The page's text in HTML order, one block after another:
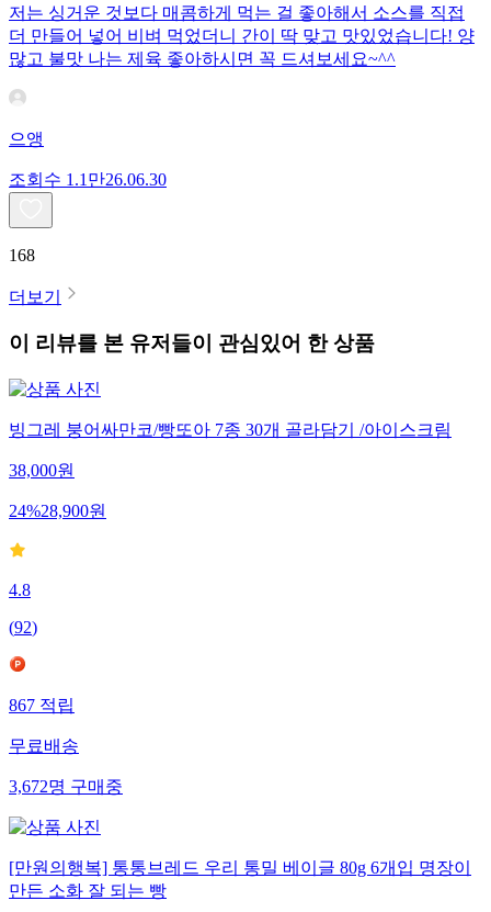
저는 싱거운 것보다 매콤하게 먹는 걸 좋아해서 소스를 직접
더 만들어 넣어 비벼 먹었더니 간이 딱 맞고 맛있었습니다! 양
많고 불맛 나는 제육 좋아하시면 꼭 드셔보세요~^^
으앵
조회수 1.1만26.06.30
168
더보기
이 리뷰를 본 유저들이 관심있어 한 상품
빙그레 붕어싸만코/빵또아 7종 30개 골라담기 /아이스크림
38,000원
24%28,900원
4.8
(92)
867 적립
무료배송
3,672명 구매중
[만원의행복] 통통브레드 우리 통밀 베이글 80g 6개입 명장이
만든 소화 잘 되는 빵